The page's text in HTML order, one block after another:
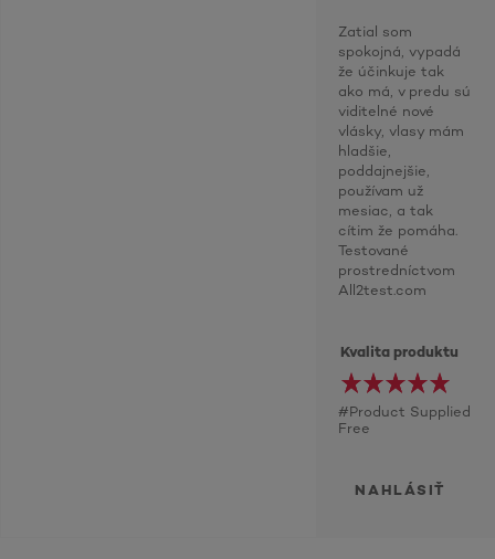
Zatial som
spokojná, vypadá
že účinkuje tak
ako má, v predu sú
viditelné nové
vlásky, vlasy mám
hladšie,
poddajnejšie,
používam už
mesiac, a tak
cítim že pomáha.
Testované
prostredníctvom
All2test.com
Kvalita produktu
#Product Supplied
Free
NAHLÁSIŤ